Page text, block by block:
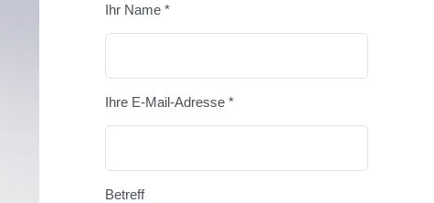
Ihr Name *
Bitte lasse
Ihre E-Mail-Adresse *
Betreff